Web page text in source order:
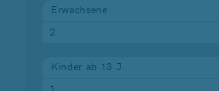
Erwachsene
Kinder ab 13 J.